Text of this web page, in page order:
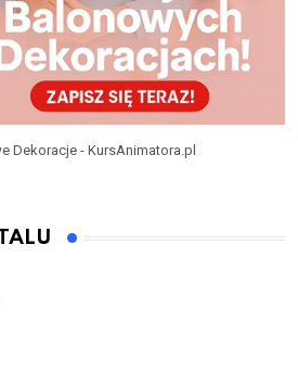
Dekoracje - KursAnimatora.pl